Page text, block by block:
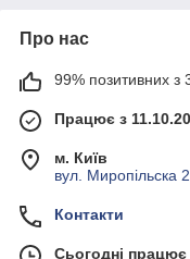
Про нас
99% позитивних з
Працює з
м. Київ
вул. Миропільска
Контакти
Сьогодні